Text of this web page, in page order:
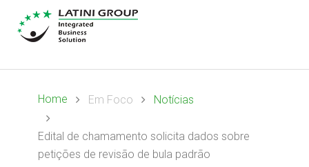
Home Em Foco Notícias
Edital de chamamento solicita dados sobre
petições de revisão de bula padrão